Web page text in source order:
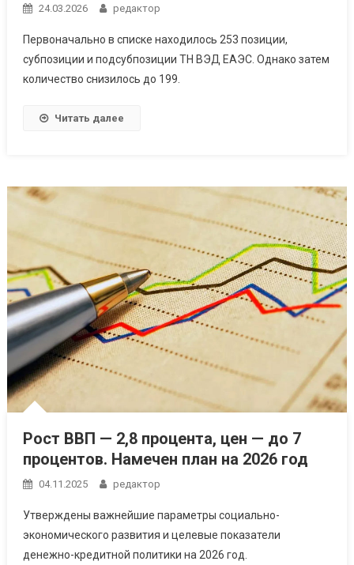
24.03.2026 редактор
Первоначально в списке находилось 253 позиции,
субпозиции и подсубпозиции ТН ВЭД ЕАЭС. Однако затем
количество снизилось до 199.
Читать далее
Рост ВВП — 2,8 процента, цен — до 7
процентов. Намечен план на 2026 год
04.11.2025 редактор
Утверждены важнейшие параметры социально-
экономического развития и целевые показатели
денежно-кредитной политики на 2026 год.